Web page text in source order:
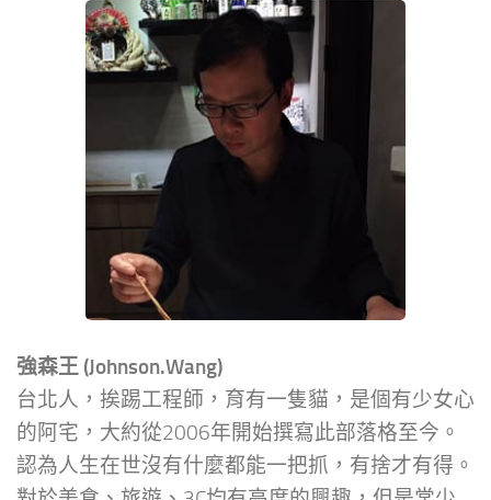
強森王 (Johnson.Wang)
台北人，挨踢工程師，育有一隻貓，是個有少女心
的阿宅，大約從2006年開始撰寫此部落格至今。
認為人生在世沒有什麼都能一把抓，有捨才有得。